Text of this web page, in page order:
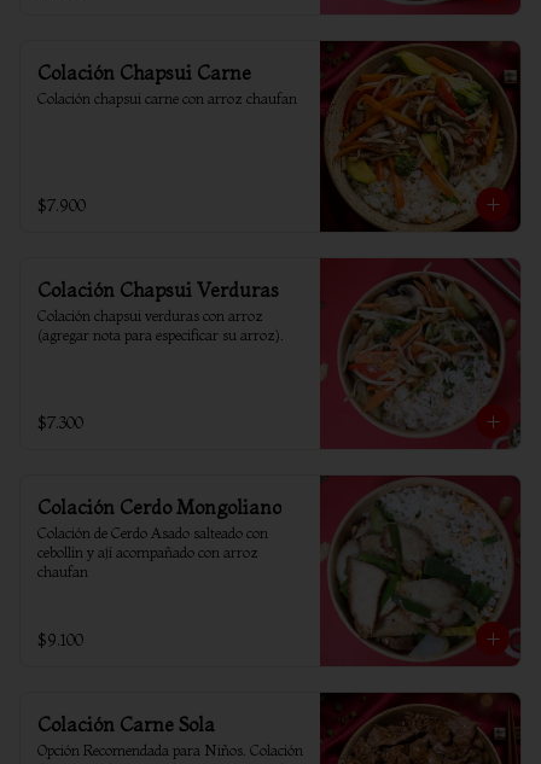
Colación Chapsui Carne
Colación chapsui carne con arroz chaufan
$7.900
Colación Chapsui Verduras
Colación chapsui verduras con arroz
(agregar nota para especificar su arroz).
$7.300
Colación Cerdo Mongoliano
Colación de Cerdo Asado salteado con
cebollín y ají acompañado con arroz
chaufan
$9.100
Colación Carne Sola
Opción Recomendada para Niños. Colación